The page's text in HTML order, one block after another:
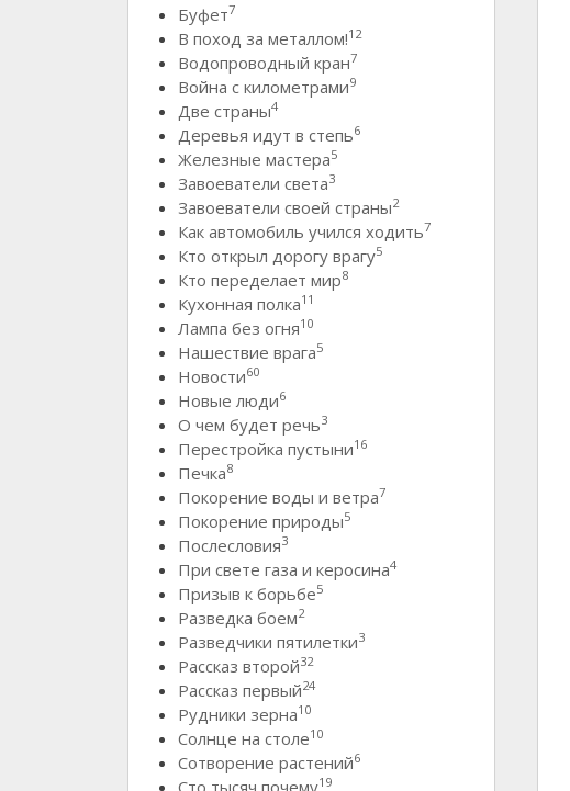
Буфет7
В поход за металлом!12
Водопроводный кран7
Война с километрами9
Две страны4
Деревья идут в степь6
Железные мастера5
Завоеватели света3
Завоеватели своей страны2
Как автомобиль учился ходить7
Кто открыл дорогу врагу5
Кто переделает мир8
Кухонная полка11
Лампа без огня10
Нашествие врага5
Новости60
Новые люди6
О чем будет речь3
Перестройка пустыни16
Печка8
Покорение воды и ветра7
Покорение природы5
Послесловия3
При свете газа и керосина4
Призыв к борьбе5
Разведка боем2
Разведчики пятилетки3
Рассказ второй32
Рассказ первый24
Рудники зерна10
Солнце на столе10
Сотворение растений6
Сто тысяч почему19